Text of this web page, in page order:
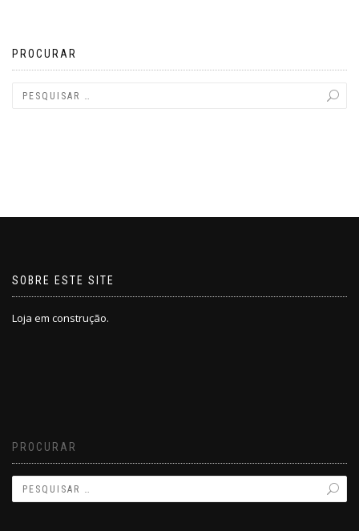
PROCURAR
SOBRE ESTE SITE
Loja em construção.
PROCURAR